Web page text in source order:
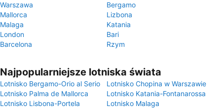
Warszawa
Bergamo
Mallorca
Lizbona
Malaga
Katania
London
Bari
Barcelona
Rzym
Najpopularniejsze lotniska świata
Lotnisko Bergamo-Orio al Serio
Lotnisko Chopina w Warszawie
Lotnisko Palma de Mallorca
Lotnisko Katania-Fontanarossa
Lotnisko Lisbona-Portela
Lotnisko Malaga